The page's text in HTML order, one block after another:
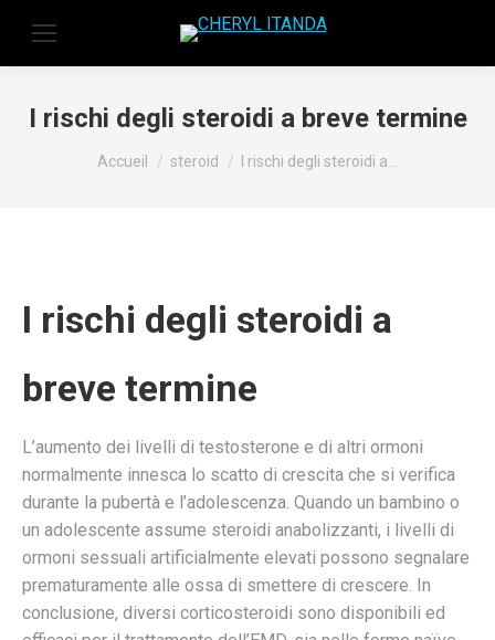
I rischi degli steroidi a breve termine
Vous êtes ici :
Accueil steroid I rischi degli steroidi a…
I rischi degli steroidi a
breve termine
L’aumento dei livelli di testosterone e di altri ormoni
normalmente innesca lo scatto di crescita che si verifica
durante la pubertà e l’adolescenza. Quando un bambino o
un adolescente assume steroidi anabolizzanti, i livelli di
ormoni sessuali artificialmente elevati possono segnalare
prematuramente alle ossa di smettere di crescere. In
conclusione, diversi corticosteroidi sono disponibili ed